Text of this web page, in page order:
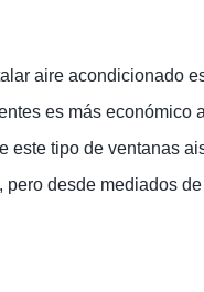
aire acondicionado
es más económico
este tipo de ventanas
desde mediados